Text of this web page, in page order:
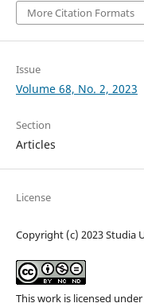
More Citation Formats
Issue
Volume 68, No. 2, 2023
Section
Articles
License
Copyright (c) 2023 Studia
This work is licensed under